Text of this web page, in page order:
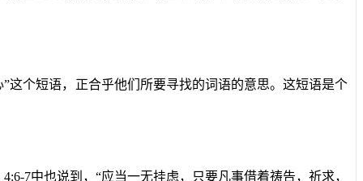
这个短语，正合乎他们所要寻找的词语的意思。这短语是个
4:6-7中也说到，“应当一无挂虑，只要凡事借着祷告，祈求，